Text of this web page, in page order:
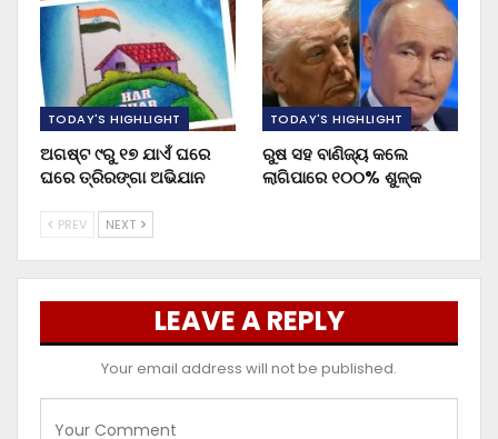
TODAY'S HIGHLIGHT
ଅଗଷ୍ଟ ୯ରୁ ୧୭ ଯାଏଁ ଘରେ
ଘରେ ତ୍ରିରଙ୍ଗା ଅଭିଯାନ
TODAY'S HIGHLIGHT
ରୁଷ ସହ ବାଣିଜ୍ୟ କଲେ
ଲାଗିପାରେ ୧୦୦% ଶୁଳ୍କ
PREV NEXT
LEAVE A REPLY
Your email address will not be published.